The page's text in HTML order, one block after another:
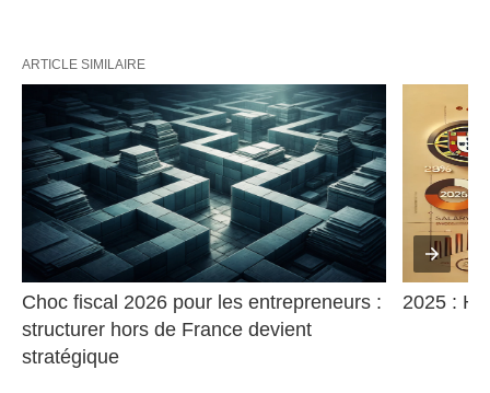
ARTICLE SIMILAIRE
Choc fiscal 2026 pour les entrepreneurs :
structurer hors de France devient
stratégique
2025 :